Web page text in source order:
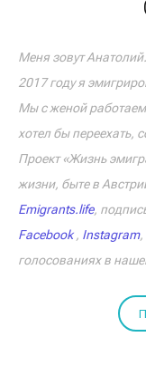
Меня зовут
2017 году я
Мы с женой
хотел бы переехать,
Проект «Жизнь
жизни, быте в
Emigrants.life,
Facebook, Instagram,
голосованиях в